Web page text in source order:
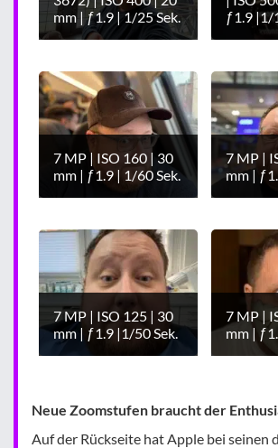
mm | ƒ1.9 | 1/25 Sek.
ƒ1.9 |1/
7 MP | ISO 160 | 30
mm | ƒ1.9 | 1/60 Sek.
7 MP |
mm |
7 MP | ISO 125 | 30
mm | ƒ1.9 |1/50 Sek.
7 MP |
mm |
Neue Zoomstufen braucht der
Auf der Rückseite hat Apple bei seinen